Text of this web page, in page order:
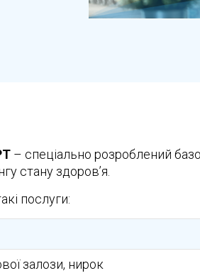
– спеціально розроблений
стану здоров’я.
послуги:
залози, нирок